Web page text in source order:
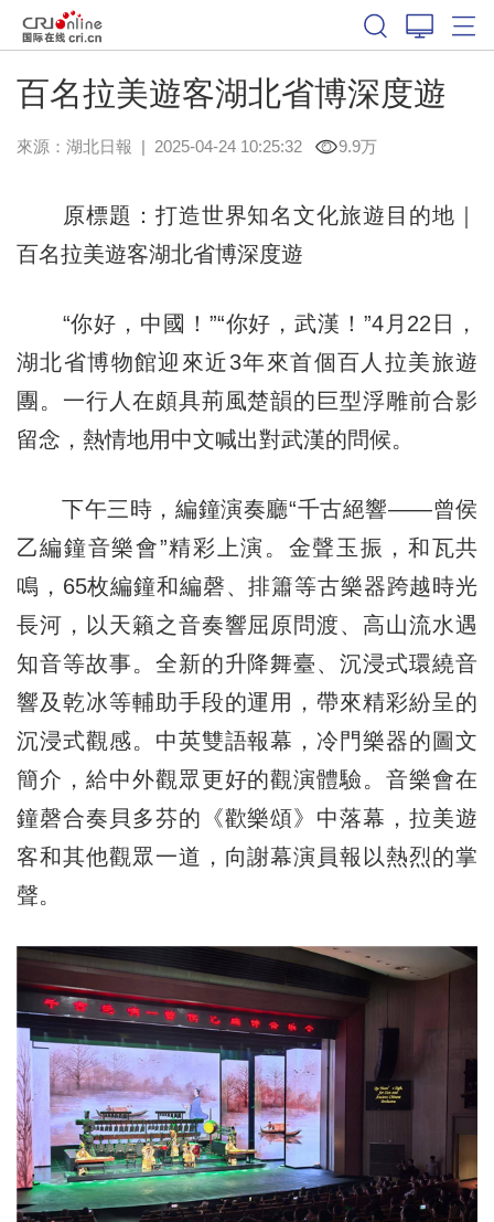
百名拉美遊客湖北省博深度遊
來源： 湖北日報 | 2025-04-24 10:25:32 9.9万
原標題：打造世界知名文化旅遊目的地｜
百名拉美遊客湖北省博深度遊
“你好，中國！”“你好，武漢！”4月22日，
湖北省博物館迎來近3年來首個百人拉美旅遊
團。一行人在頗具荊風楚韻的巨型浮雕前合影
留念，熱情地用中文喊出對武漢的問候。
下午三時，編鐘演奏廳“千古絕響——曾侯
乙編鐘音樂會”精彩上演。金聲玉振，和瓦共
鳴，65枚編鐘和編磬、排簫等古樂器跨越時光
長河，以天籟之音奏響屈原問渡、高山流水遇
知音等故事。全新的升降舞臺、沉浸式環繞音
響及乾冰等輔助手段的運用，帶來精彩紛呈的
沉浸式觀感。中英雙語報幕，冷門樂器的圖文
簡介，給中外觀眾更好的觀演體驗。音樂會在
鐘磬合奏貝多芬的《歡樂頌》中落幕，拉美遊
客和其他觀眾一道，向謝幕演員報以熱烈的掌
聲。